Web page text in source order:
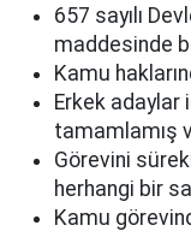
657 sayılı
maddesinde
Kamu
Erkek
tamamlamış
Görevini
herhangi bir
Kamu